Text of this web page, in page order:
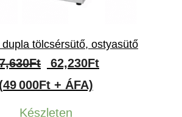
tölcsérsütő, ostyasütő
Ft
Original
price
was:
62,230FtCurrent
(49 000Ft + ÁFA)
Készleten